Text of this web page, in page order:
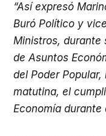
“Así expresó
Buró Político y
Ministros, durante
de Asuntos
del Poder
matutina, el
Economía durante